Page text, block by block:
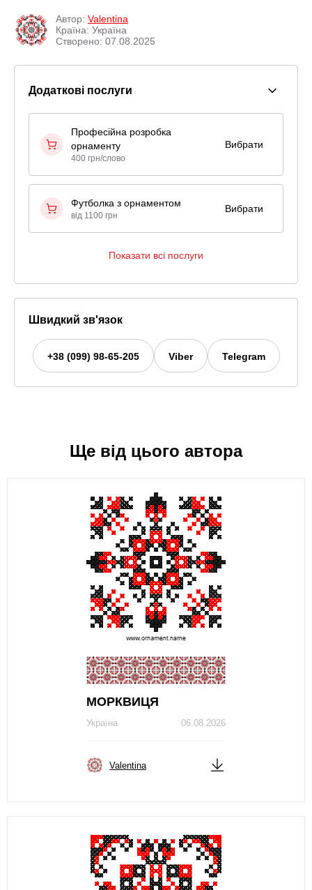
Автор: Valentina
Країна: Україна
Створено: 07.08.2025
Додаткові послуги
Професійна розробка
орнаменту
400 грн/слово
Вибрати
Футболка з орнаментом
від 1100 грн
Вибрати
Показати всі послуги
Швидкий зв'язок
+38 (099) 98-65-205 Viber Telegram
Ще від цього автора
МОРКВИЦЯ
06.08.2026
Україна
Valentina